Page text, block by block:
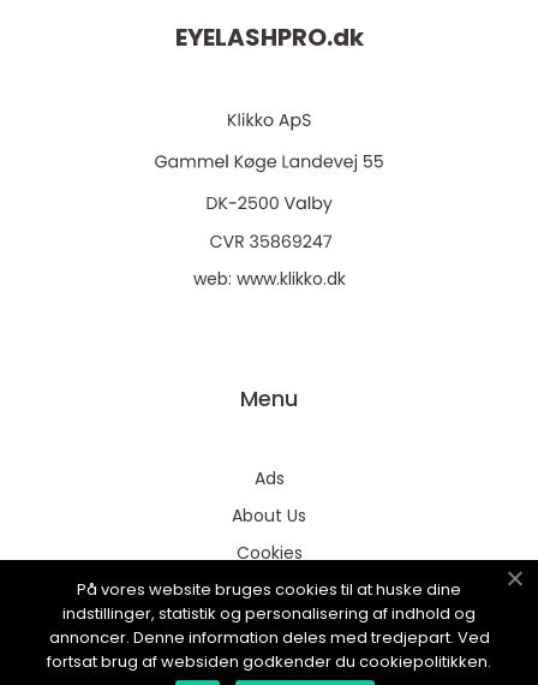
EYELASHPRO.dk
web: www.klikko.dk
Menu
Ads
About Us
Cookies
Contact
Sitemap
På vores website bruges cookies til at huske dine
indstillinger, statistik og personalisering af indhold og
annoncer. Denne information deles med tredjepart. Ved
fortsat brug af websiden godkender du cookiepolitikken.